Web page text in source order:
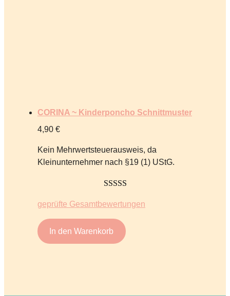
CORINA ~ Kinderponcho Schnittmuster
4,90 €
Kein Mehrwertsteuerausweis, da
Kleinunternehmer nach §19 (1) UStG.
geprüfte Gesamtbewertungen
In den Warenkorb